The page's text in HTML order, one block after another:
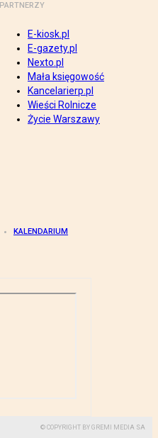
PARTNERZY
E-kiosk.pl
E-gazety.pl
Nexto.pl
Mała księgowość
Kancelarierp.pl
Wieści Rolnicze
Życie Warszawy
KALENDARIUM
© COPYRIGHT BY GREMI MEDIA SA